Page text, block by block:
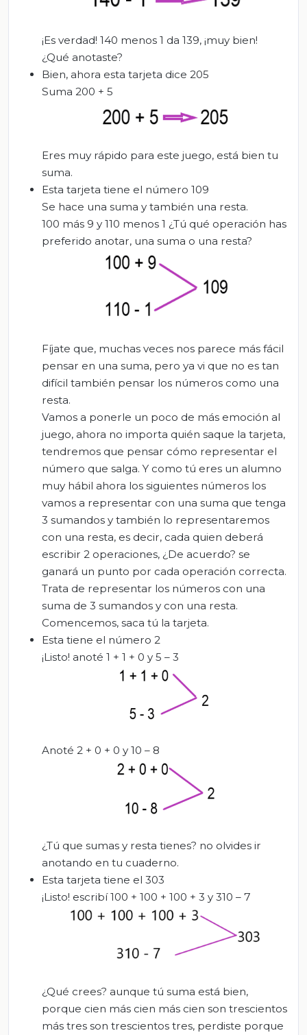
¡Es verdad! 140 menos 1 da 139, ¡muy bien!
¿Qué anotaste?
Bien, ahora esta tarjeta dice 205
Suma 200 + 5
Eres muy rápido para este juego, está bien tu
suma.
Esta tarjeta tiene el número 109
Se hace una suma y también una resta.
100 más 9 y 110 menos 1 ¿Tú qué operación has
preferido anotar, una suma o una resta?
Fíjate que, muchas veces nos parece más fácil
pensar en una suma, pero ya vi que no es tan
difícil también pensar los números como una
resta.
Vamos a ponerle un poco de más emoción al
juego, ahora no importa quién saque la tarjeta,
tendremos que pensar cómo representar el
número que salga. Y como tú eres un alumno
muy hábil ahora los siguientes números los
vamos a representar con una suma que tenga
3 sumandos y también lo representaremos
con una resta, es decir, cada quien deberá
escribir 2 operaciones, ¿De acuerdo? se
ganará un punto por cada operación correcta.
Trata de representar los números con una
suma de 3 sumandos y con una resta.
Comencemos, saca tú la tarjeta.
Esta tiene el número 2
¡Listo! anoté 1 + 1 + 0 y 5 – 3
Anoté 2 + 0 + 0 y 10 – 8
¿Tú que sumas y resta tienes? no olvides ir
anotando en tu cuaderno.
Esta tarjeta tiene el 303
¡Listo! escribí 100 + 100 + 100 + 3 y 310 – 7
¿Qué crees? aunque tú suma está bien,
porque cien más cien más cien son trescientos
más tres son trescientos tres, perdiste porque